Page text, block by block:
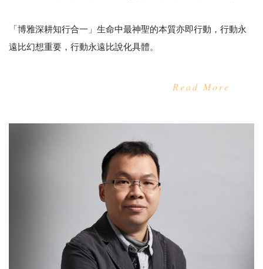
「博雅深耕知行合一」生命中最神聖的本質亦即行動，行動永
遠比幻想重要，行動永遠比說化具體。
Read More